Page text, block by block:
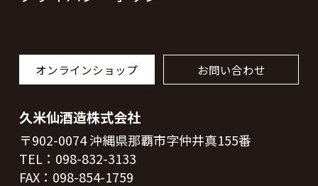
久米仙酒造株式会社
〒902-0074 沖縄県那覇市字仲井真155番
TEL： 098-832-3133
FAX：098-854-1759
オンラインショップ お問い合わせ